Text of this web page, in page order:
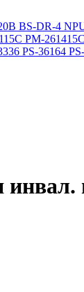
BS-DR-4
PM-261415C
PS-36164